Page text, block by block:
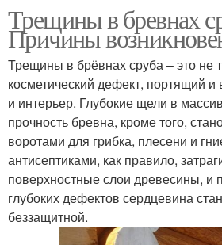
Трещины в бревнах
Причины
Трещины в брёвнах сруба – это не
косметический дефект, портящий
и интерьер. Глубокие щели в
прочность бревна, кроме того,
воротами для грибка, плесени и
антисептиками, как правило,
поверхностные слои древесины, и
глубоких дефектов сердцевина
беззащитной.